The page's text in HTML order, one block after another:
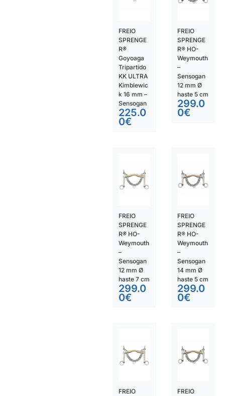
FREIO
SPRENGE
R®
Goyoaga
Tripartido
KK ULTRA
Kimblewic
k 16 mm –
Sensogan
225.0
0€
FREIO
SPRENGE
R® HO-
Weymouth
–
Sensogan
12 mm Ø
haste 5 cm
299.0
0€
FREIO
SPRENGE
R® HO-
Weymouth
–
Sensogan
12 mm Ø
haste 7 cm
299.0
0€
FREIO
SPRENGE
R® HO-
Weymouth
–
Sensogan
14 mm Ø
haste 5 cm
299.0
0€
FREIO
FREIO